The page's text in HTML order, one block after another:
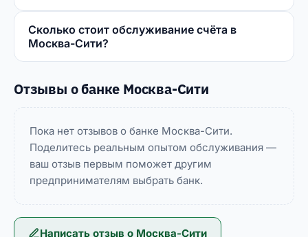
Сколько стоит обслуживание счёта в
Москва-Сити?
Отзывы о банке Москва-Сити
Пока нет отзывов о банке Москва-Сити.
Поделитесь реальным опытом обслуживания —
ваш отзыв первым поможет другим
предпринимателям выбрать банк.
Написать отзыв о Москва-Сити